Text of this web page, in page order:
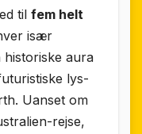
til fem helt
især
aura
lys-
Uanset om
rejse,